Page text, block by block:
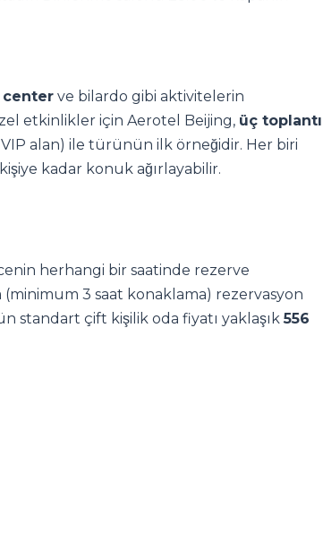
ve bilardo gibi aktivitelerin
etkinlikler için Aerotel Beijing, üç toplantı
alan) ile türünün ilk örneğidir. Her biri
kadar konuk ağırlayabilir.
herhangi bir saatinde rezerve
(minimum 3 saat konaklama) rezervasyon
standart çift kişilik oda fiyatı yaklaşık556